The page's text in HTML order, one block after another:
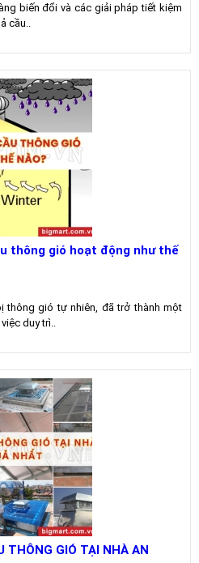
biến đổi và các giải pháp tiết kiệm
cầu..
thông gió hoạt động như thế
thông gió tự nhiên, đã trở thành một
duy trì..
THÔNG GIÓ TẠI NHÀ AN